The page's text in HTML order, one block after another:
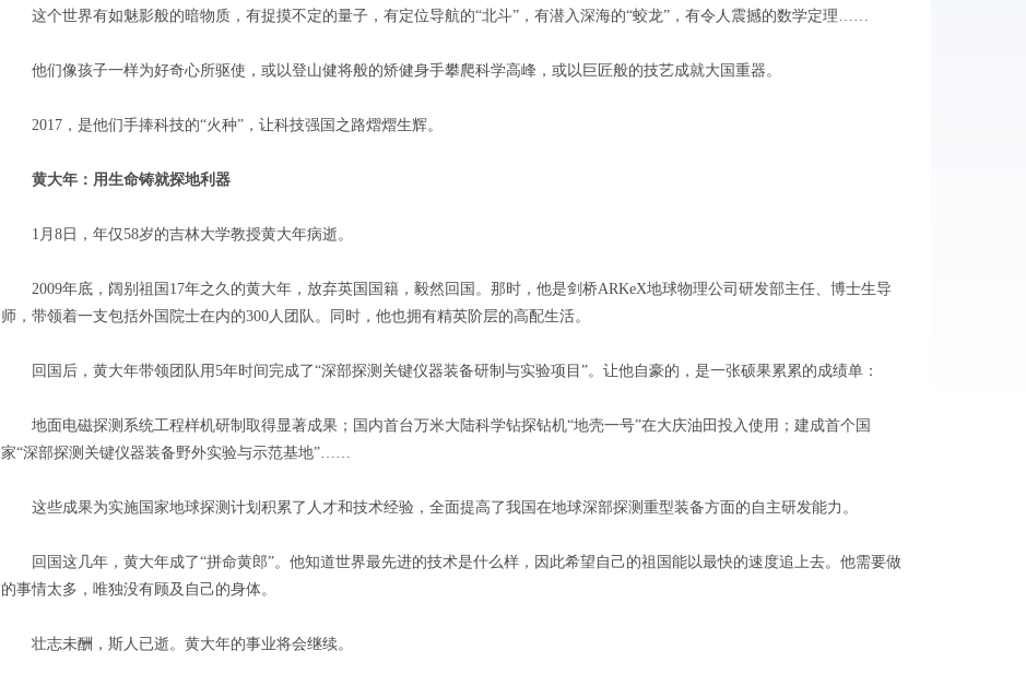
这个世界有如魅影般的暗物质，有捉摸不定的量子，有定位导航的“北斗”，有潜入深海的“蛟龙”，有令人震撼的数学定理……
他们像孩子一样为好奇心所驱使，或以登山健将般的矫健身手攀爬科学高峰，或以巨匠般的技艺成就大国重器。
2017，是他们手捧科技的“火种”，让科技强国之路熠熠生辉。
黄大年：用生命铸就探地利器
1月8日，年仅58岁的吉林大学教授黄大年病逝。
2009年底，阔别祖国17年之久的黄大年，放弃英国国籍，毅然回国。那时，他是剑桥ARKeX地球物理公司研发部主任、博士生导
师，带领着一支包括外国院士在内的300人团队。同时，他也拥有精英阶层的高配生活。
回国后，黄大年带领团队用5年时间完成了“深部探测关键仪器装备研制与实验项目”。让他自豪的，是一张硕果累累的成绩单：
地面电磁探测系统工程样机研制取得显著成果；国内首台万米大陆科学钻探钻机“地壳一号”在大庆油田投入使用；建成首个国
家“深部探测关键仪器装备野外实验与示范基地”……
这些成果为实施国家地球探测计划积累了人才和技术经验，全面提高了我国在地球深部探测重型装备方面的自主研发能力。
回国这几年，黄大年成了“拼命黄郎”。他知道世界最先进的技术是什么样，因此希望自己的祖国能以最快的速度追上去。他需要做
的事情太多，唯独没有顾及自己的身体。
壮志未酬，斯人已逝。黄大年的事业将会继续。